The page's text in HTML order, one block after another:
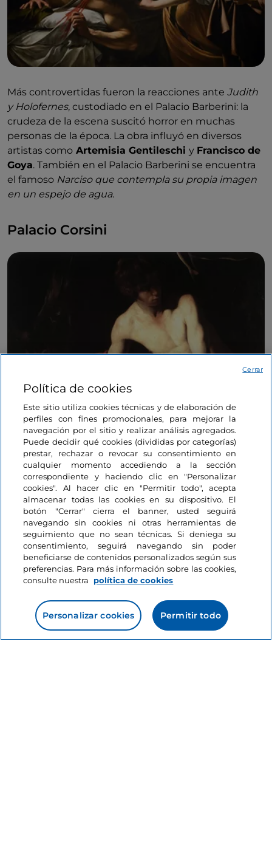
Más controvertidas fueron la reacciones ante Judith
y Holofernes, custodiado en el Palacio Barberini: la
crudeza de la escena suscitó horror en muchas
personas de la época. La obra influyó en diversos
artistas como Artemisia Gentileschi y Francisco de
Goya. También en el Palacio Barberini se encuentra
el famoso Narciso que contempla su propia imagen
en un espejo de agua.
Palacio Corsini
OtroSan Juan Bautista
del autor (realizó nueve si se
cuentan las dos versiones idénticas de la Galería
Doria Pamphilj y de los Museos Capitolinos) se
encuentra en elPalacio Corsini.La iconografía del
tema es tan insólita que el joven solo puede
identificarse como el Bautista por la inclusión de
algunos símbolos distintivos, como el bastón y la piel
de camello.
Le puede interesar
Arte y cultura
Política de cookies
Este sitio utiliza cookies técnicas y de elaboración de
perfiles con fines promocionales, para mejorar la
navegación por el sitio y realizar análisis agregados.
Puede decidir qué cookies (divididas por categorías)
prestar, rechazar o revocar su consentimiento en
cualquier momento accediendo a la sección
correspondiente y haciendo clic en "Personalizar
cookies". Al hacer clic en "Permitir todo", acepta
almacenar todas las cookies en su dispositivo. El
botón "Cerrar" cierra el banner, usted seguirá
navegando sin cookies ni otras herramientas de
seguimiento que no sean técnicas. Si deniega su
consentimiento, seguirá navegando sin poder
beneficiarse de contenidos personalizados según sus
preferencias. Para más información sobre las cookies,
consulte nuestra
política de cookies
Personalizar cookies Permitir todo
Cerrar